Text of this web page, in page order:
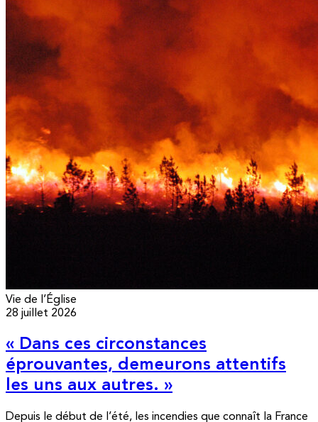
Vie de l’Église
28 juillet 2026
« Dans ces circonstances
éprouvantes, demeurons attentifs
les uns aux autres. »
Depuis le début de l’été, les incendies que connaît la France